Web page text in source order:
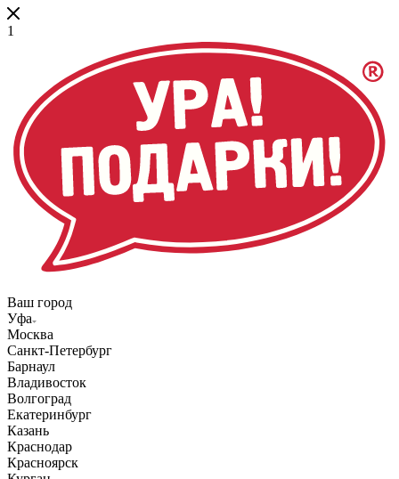
1
Ваш город
Уфа
Москва
Санкт-Петербург
Барнаул
Владивосток
Волгоград
Екатеринбург
Казань
Краснодар
Красноярск